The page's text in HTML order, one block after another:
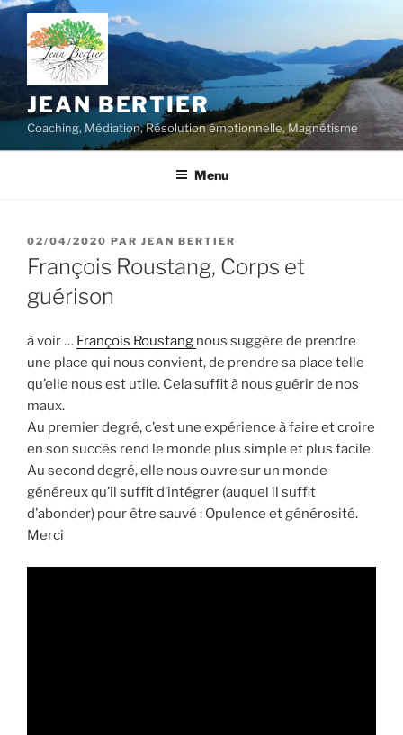
Aller
contenu
principal
JEAN BERTIER
Coaching, Médiation, Résolution émotionnelle, Magnétisme
Menu
PUBLIÉ
LE
02/04/2020 PAR JEAN BERTIER
François Roustang, Corps et
guérison
à voir … François Roustang nous suggère de prendre
une place qui nous convient, de prendre sa place telle
qu’elle nous est utile. Cela suffit à nous guérir de nos
maux.
Au premier degré, c’est une expérience à faire et croire
en son succès rend le monde plus simple et plus facile.
Au second degré, elle nous ouvre sur un monde
généreux qu’il suffit d’intégrer (auquel il suffit
d’abonder) pour être sauvé : Opulence et générosité.
Merci